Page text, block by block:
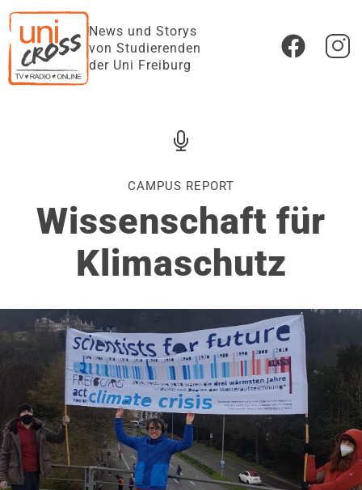
News und Storys
von Studierenden
der Uni Freiburg
CAMPUS REPORT
Wissenschaft für
Klimaschutz